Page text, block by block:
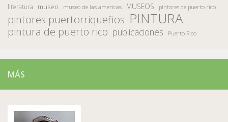
literatura museo museo de las americas MUSEOS pintores de puerto rico
pintores puertorriqueños PINTURA
pintura de puerto rico publicaciones Puerto Rico
MÁS